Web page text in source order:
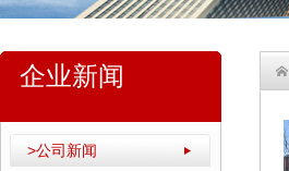
企业新闻
>公司新闻